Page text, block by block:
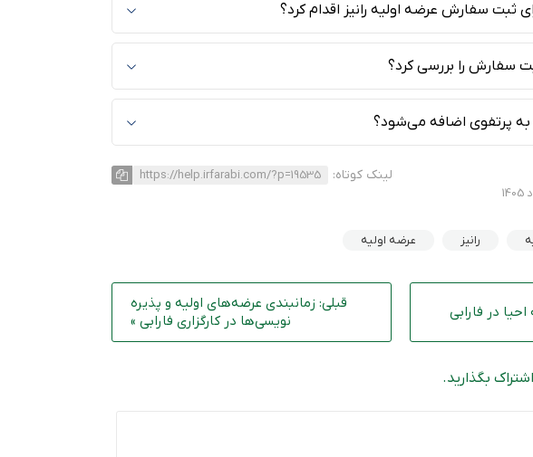
ثبت سفارش عرضه اولیه رانیز اقدام کرد؟
سفارش را بررسی کرد؟
به پرتفوی اضافه می‌شود؟
لینک کوتاه: https://help.irfarabi.com/?p=19535
رانیز عرضه اولیه
در فارابی
قبلی: زمانبندی عرضه‌های اولیه و پذیره
نویسی‌ها در کارگزاری فارابی »
بگذارید.